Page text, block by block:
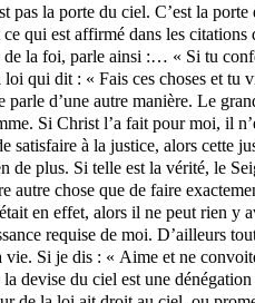
pas la porte du ciel. C’est la
qui est affirmé dans les
la foi, parle ainsi :… « Si tu
loi qui dit : « Fais ces choses et
d’une autre manière. Le
Si Christ l’a fait pour moi, il
satisfaire à la justice, alors cette
de plus. Si telle est la vérité, le
autre chose que de faire
en effet, alors il ne peut rien y
requise de moi. D’ailleurs
Si je dis : « Aime et ne
devise du ciel est une